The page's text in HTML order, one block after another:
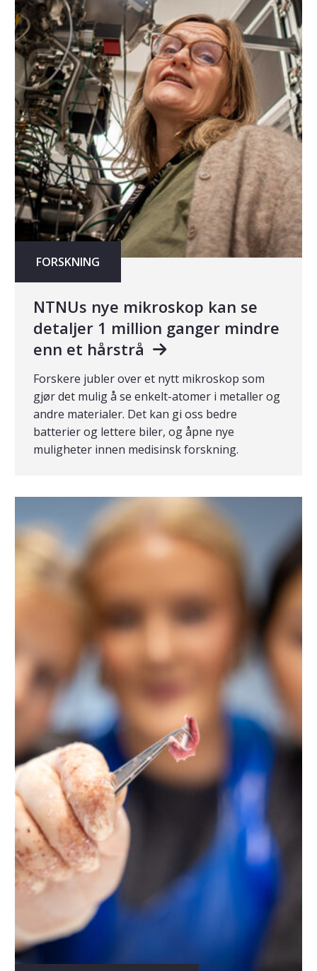
FORSKNING
NTNUs nye mikroskop kan se
detaljer 1 million ganger mindre
enn et hårstrå
Forskere jubler over et nytt mikroskop som
gjør det mulig å se enkelt-atomer i metaller og
andre materialer. Det kan gi oss bedre
batterier og lettere biler, og åpne nye
muligheter innen medisinsk forskning.